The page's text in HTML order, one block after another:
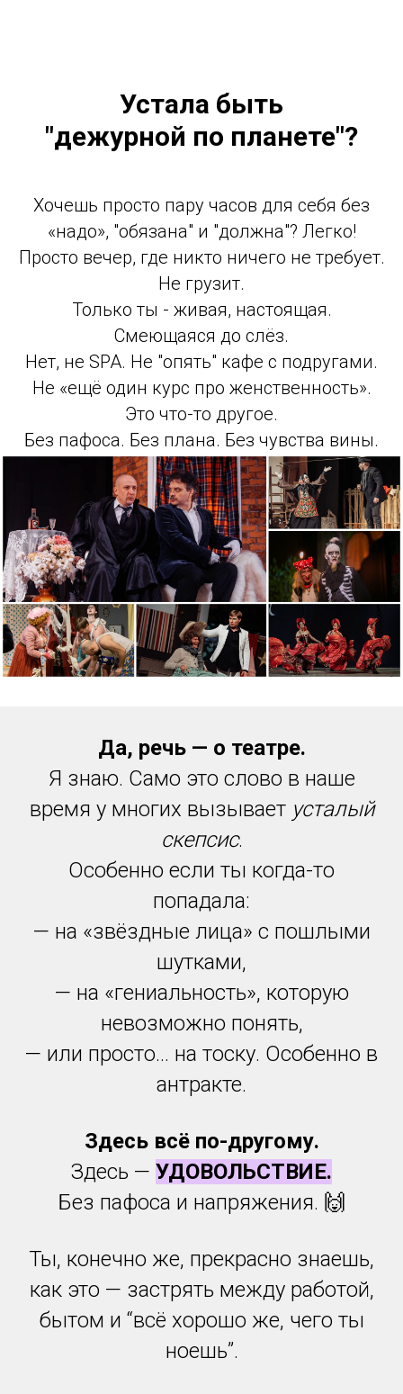
Устала быть
"дежурной по планете"?
Хочешь просто пару часов для себя без
«надо», "обязана" и "должна"? Легко!
Просто вечер, где никто ничего не требует.
Не грузит.
Только ты - живая, настоящая.
Смеющаяся до слёз.
Нет, не SPA. Не "опять" кафе с подругами.
Не «ещё один курс про женственность».
Это что-то другое.
Без пафоса. Без плана. Без чувства вины.
Да, речь — о театре.
Я знаю. Само это слово в наше
время у многих вызывает усталый
скепсис.
Особенно если ты когда-то
попадала:
— на «звёздные лица» с пошлыми
шутками,
— на «гениальность», которую
невозможно понять,
— или просто… на тоску. Особенно в
антракте.
Здесь всё по-другому.
Здесь — УДОВОЛЬСТВИЕ.
Без пафоса и напряжения. 🙌
Ты, конечно же, прекрасно знаешь,
как это — застрять между работой,
бытом и “всё хорошо же, чего ты
ноешь”.